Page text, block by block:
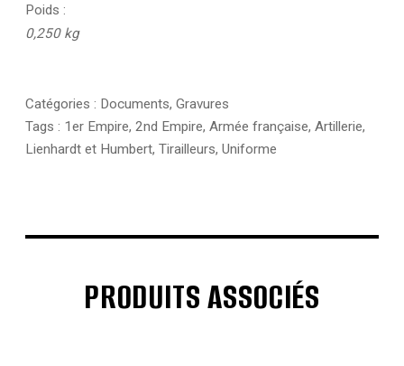
Poids
0,250 kg
Catégories : Documents, Gravures
Tags : 1er Empire, 2nd Empire, Armée française, Artillerie,
Lienhardt et Humbert, Tirailleurs, Uniforme
PRODUITS ASSOCIÉS